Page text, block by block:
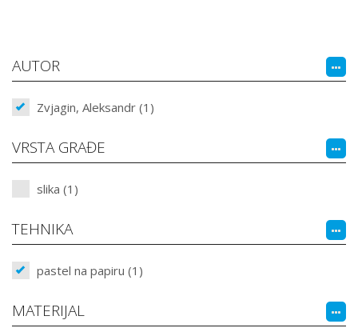
AUTOR
Zvjagin, Aleksandr (1)
VRSTA GRAĐE
slika (1)
TEHNIKA
pastel na papiru (1)
MATERIJAL